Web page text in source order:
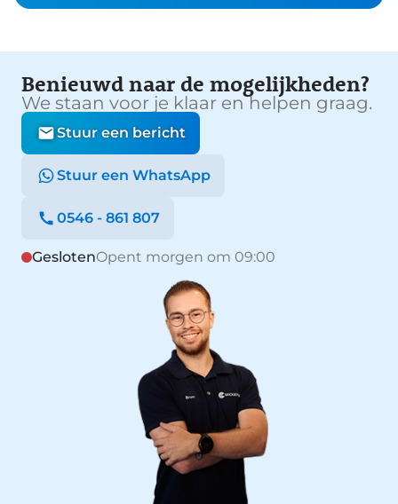
Benieuwd naar de mogelijkheden?
We staan voor je klaar en helpen graag.
Stuur een bericht
Stuur een WhatsApp
0546 - 861 807
GeslotenOpent morgen om 09:00